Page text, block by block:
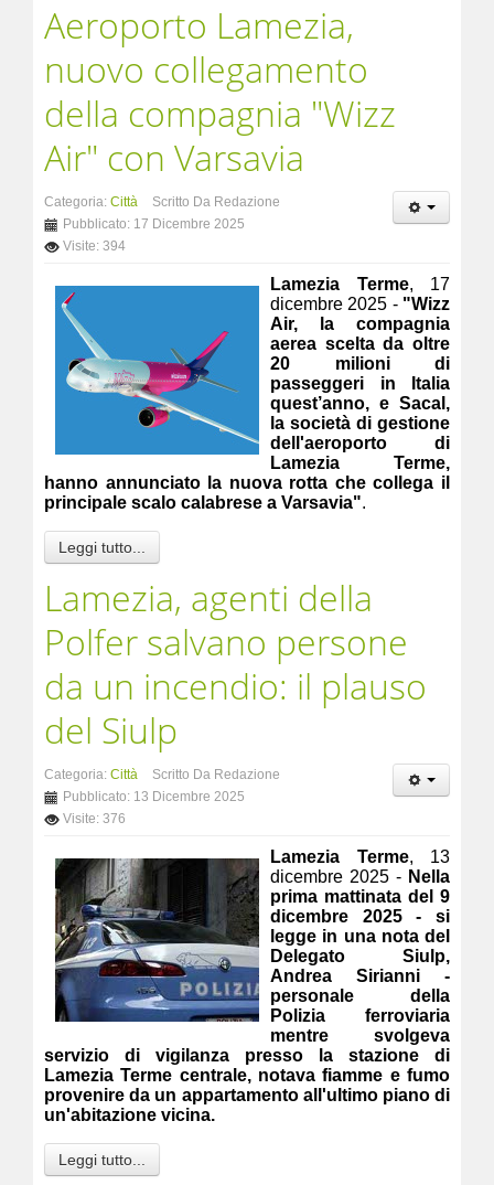
Aeroporto Lamezia,
nuovo collegamento
della compagnia "Wizz
Air" con Varsavia
Categoria:Città
Scritto Da Redazione
Pubblicato: 17 Dicembre 2025
Visite: 394
Lamezia Terme, 17
dicembre 2025 -"Wizz
Air, la compagnia
aerea scelta da oltre
20 milioni di
passeggeri in Italia
quest’anno, e Sacal,
la società di gestione
dell'aeroporto di
Lamezia Terme,
hanno annunciato la nuova rotta che collega il
principale scalo calabrese a Varsavia".
Leggi tutto...
Lamezia, agenti della
Polfer salvano persone
da un incendio: il plauso
del Siulp
Categoria:Città
Scritto Da Redazione
Pubblicato: 13 Dicembre 2025
Visite: 376
Lamezia Terme, 13
dicembre 2025 -Nella
prima mattinata del 9
dicembre 2025 - si
legge in una nota del
Delegato Siulp,
Andrea Sirianni -
personale della
Polizia ferroviaria
mentre svolgeva
servizio di vigilanza presso la stazione di
Lamezia Terme centrale, notava fiamme e fumo
provenire da un appartamento all'ultimo piano di
un'abitazione vicina.
Leggi tutto...